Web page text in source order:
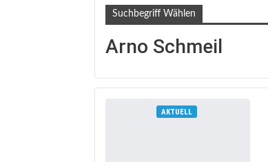
Suchbegriff Wählen
Arno Schmeil
AKTUELL